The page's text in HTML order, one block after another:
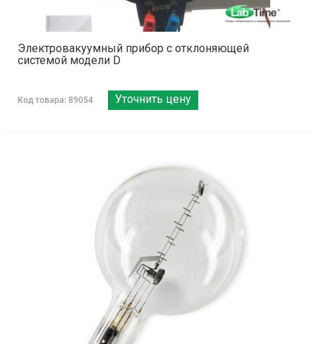
Электровакуумный прибор с отклоняющей
системой модели D
Код товара: 89054 Уточнить цену